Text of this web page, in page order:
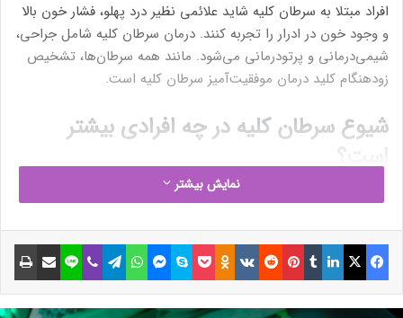
افراد مبتلا به سرطان کلیه شاید علائمی نظیر درد پهلو، فشار خون بالا
و وجود خون در ادرار را تجربه کنند. درمان سرطان کلیه شامل جراحی،
شیمی‌درمانی و پرتودرمانی می‌شود. مانند همه سرطان‌ها، تشخیص
زودهنگام کلید درمان موفقیت‌آمیز سرطان کلیه است.
شیوع سرطان کلیه در چه افرادی بیشتر
است؟
سرطان کلیه در افرادی که بین ۶۵ تا ۷۴ سال سن دارند، شایع‌تر است.
انواع سرطان کلیه چیست؟
انواع مختلفی از سرطان کلیه وجود دارد، ازجمله:
نمایش بیشتر
فیسبوک ایکس لینکداین تامبلر پینتریست Reddit
VKontakte
Odnoklassniki پاکت اسکایپ مسنجر واتس آپ تلگرام وایبر لاین اشتراک گذاری با ایمیل